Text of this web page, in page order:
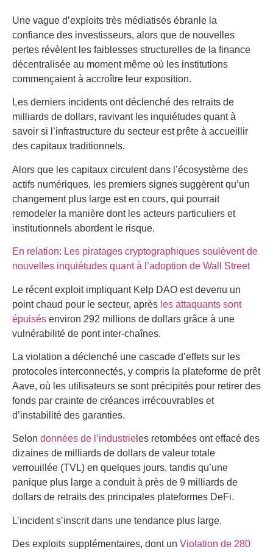
Une vague d’exploits très médiatisés ébranle la
confiance des investisseurs, alors que de nouvelles
pertes révèlent les faiblesses structurelles de la finance
décentralisée au moment même où les institutions
commençaient à accroître leur exposition.
Les derniers incidents ont déclenché des retraits de
milliards de dollars, ravivant les inquiétudes quant à
savoir si l’infrastructure du secteur est prête à accueillir
des capitaux traditionnels.
Alors que les capitaux circulent dans l’écosystème des
actifs numériques, les premiers signes suggèrent qu’un
changement plus large est en cours, qui pourrait
remodeler la manière dont les acteurs particuliers et
institutionnels abordent le risque.
En relation: Les piratages cryptographiques soulèvent de
nouvelles inquiétudes quant à l’adoption de Wall Street
Le récent exploit impliquant Kelp DAO est devenu un
point chaud pour le secteur, après les attaquants sont
épuisés environ 292 millions de dollars grâce à une
vulnérabilité de pont inter-chaînes.
La violation a déclenché une cascade d’effets sur les
protocoles interconnectés, y compris la plateforme de prêt
Aave, où les utilisateurs se sont précipités pour retirer des
fonds par crainte de créances irrécouvrables et
d’instabilité des garanties.
Selon données de l’industrie les retombées ont effacé des
dizaines de milliards de dollars de valeur totale
verrouillée (TVL) en quelques jours, tandis qu’une
panique plus large a conduit à près de 9 milliards de
dollars de retraits des principales plateformes DeFi.
L’incident s’inscrit dans une tendance plus large.
Des exploits supplémentaires, dont un Violation de 280